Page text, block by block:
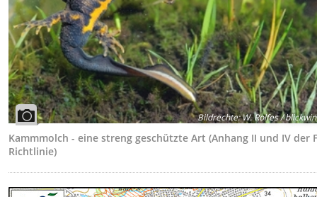
Bildrechte:W. Rolfes /
Kammmolch - eine streng geschützte Art (Anhang II und IV der
Richtlinie)